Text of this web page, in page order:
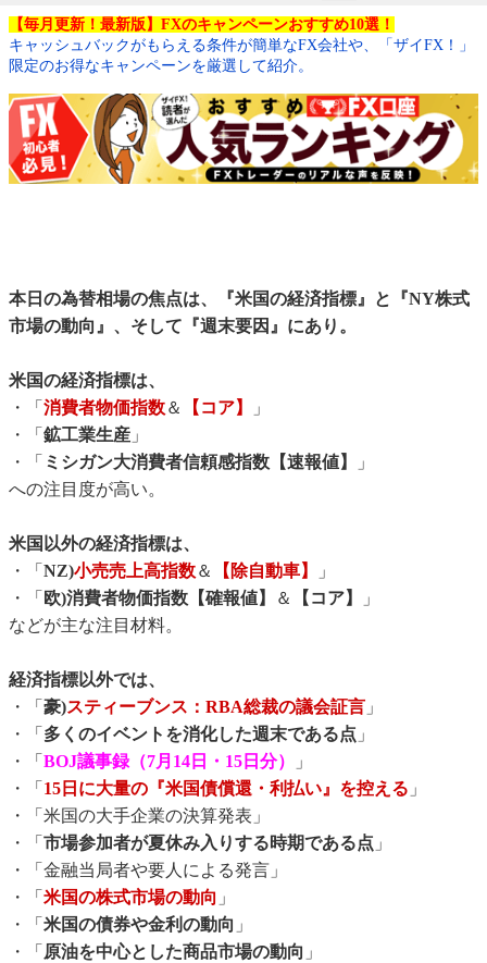
【毎月更新！最新版】FXのキャンペーンおすすめ10選！
キャッシュバックがもらえる条件が簡単なFX会社や、「ザイFX！」
限定のお得なキャンペーンを厳選して紹介。
本日の為替相場の焦点は、『米国の経済指標』と『NY株式
市場の動向』、そして『週末要因』にあり。
米国の経済指標は、
・「 消費者物価指数＆ 【コア】
」
・「 鉱工業生産 」
・「 ミシガン大消費者信頼感指数【速報値】
」
への注目度が高い。
米国以外の経済指標は、
・「 NZ)小売売上高指数＆ 【除自動車】
」
・「 欧)消費者物価指数【確報値】 ＆ 【コア】
」
などが主な注目材料。
経済指標以外では、
・「 豪)スティーブンス：RBA総裁の議会証言 」
・「 多くのイベントを消化した週末である点 」
・「 BOJ議事録（7月14日・15日分）
」
・「 15日に大量の『米国債償還・利払い』を控える 」
・「米国の大手企業の決算発表」
・「 市場参加者が夏休み入りする時期である点 」
・「金融当局者や要人による発言」
・「 米国の株式市場の動向 」
・「 米国の債券や金利の動向 」
・「 原油を中心とした商品市場の動向 」